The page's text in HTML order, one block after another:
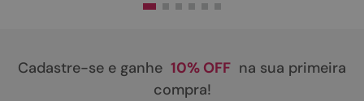
Cadastre-se e ganhe 10% OFF na sua primeira
compra!